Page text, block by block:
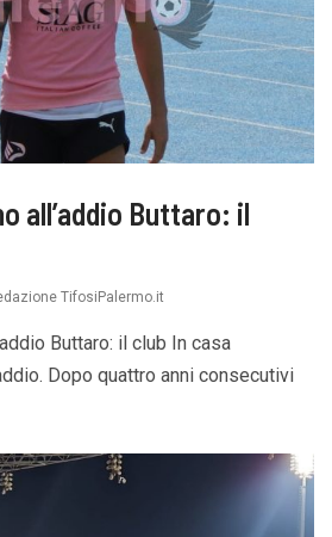
all’addio Buttaro: il
TifosiPalermo.it
Buttaro: il club In casa
Dopo quattro anni consecutivi